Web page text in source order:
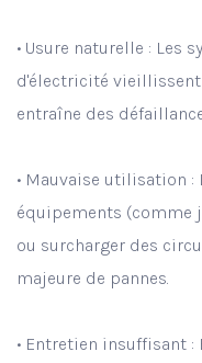
• Usure naturelle : Les
d'électricité vieillissent
entraîne des
• Mauvaise utilisation
équipements (comme
ou surcharger des
majeure de pannes.
• Entretien insuffisant